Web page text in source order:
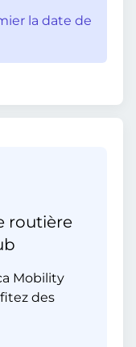
la date de
routière
Mobility
des